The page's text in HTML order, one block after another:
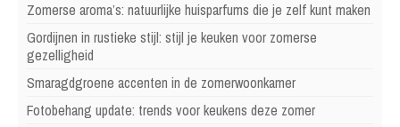
Zomerse aroma’s: natuurlijke huisparfums die je zelf kunt maken
Gordijnen in rustieke stijl: stijl je keuken voor zomerse
gezelligheid
Smaragdgroene accenten in de zomerwoonkamer
Fotobehang update: trends voor keukens deze zomer